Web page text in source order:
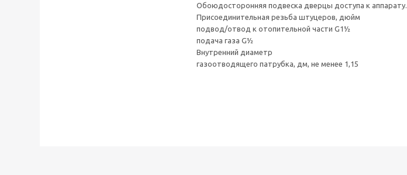
Обоюдосторонняя подвеска дверцы доступа к аппарату.
Присоединительная резьба штуцеров, дюйм
подвод/отвод к отопительной части G1½
подача газа G½
Внутренний диаметр
газоотводящего патрубка, дм, не менее 1,15